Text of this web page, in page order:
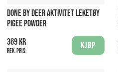
DONE BY DEER AKTIVITET LEKETØY
PIGEE POWDER
369 kr
Rek. pris:
Kjøp